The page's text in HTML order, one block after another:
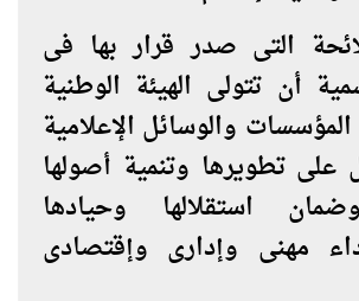
التى صدر قرار بها فى
أن تتولى الهيئة الوطنية
المؤسسات والوسائل الإعلامية
على تطويرها وتنمية أصولها
استقلالها وحيادها
مهنى وإدارى وإقتصادى